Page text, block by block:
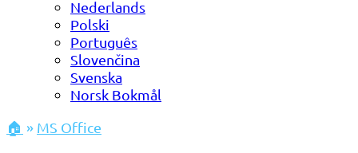
Nederlands
Polski
Português
Slovenčina
Svenska
Norsk Bokmål
🏠 » MS Office